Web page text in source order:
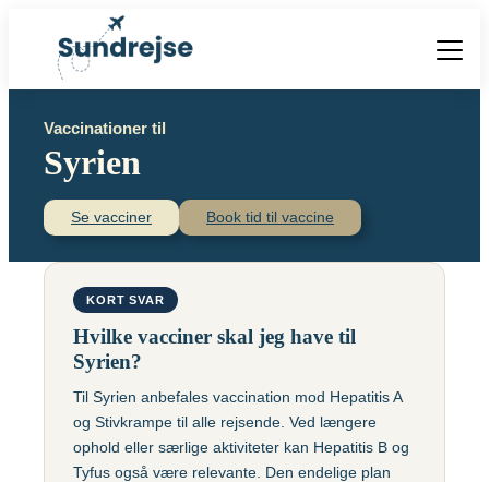
Vacciner
Vacciner
Centraleuropæisk
Hjernebetændelse
(TBE)
Chikungunyavaccine
(Ixchiq)
Denguefeber
Malaria
Meningokokker
(ACWY)
Destinationer
Find over 240 destinationer!
Populære destinationer
Brasilien
Cambodja
Viden
Priser
Vaccinationer til
Syrien
Se vacciner Book tid til vaccine
KORT SVAR
Hvilke vacciner skal jeg have til
Syrien?
Til Syrien anbefales vaccination mod Hepatitis A
og Stivkrampe til alle rejsende. Ved længere
ophold eller særlige aktiviteter kan Hepatitis B og
Tyfus også være relevante. Den endelige plan